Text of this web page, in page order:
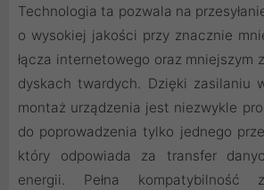
Technologia ta pozwala na
o wysokiej jakości przy znacznie
łącza internetowego oraz mniejszym
dyskach twardych. Dzięki zasilaniu
montaż urządzenia jest niezwykle
do poprowadzenia tylko jednego
który odpowiada za transfer
energii. Pełna kompatybilność